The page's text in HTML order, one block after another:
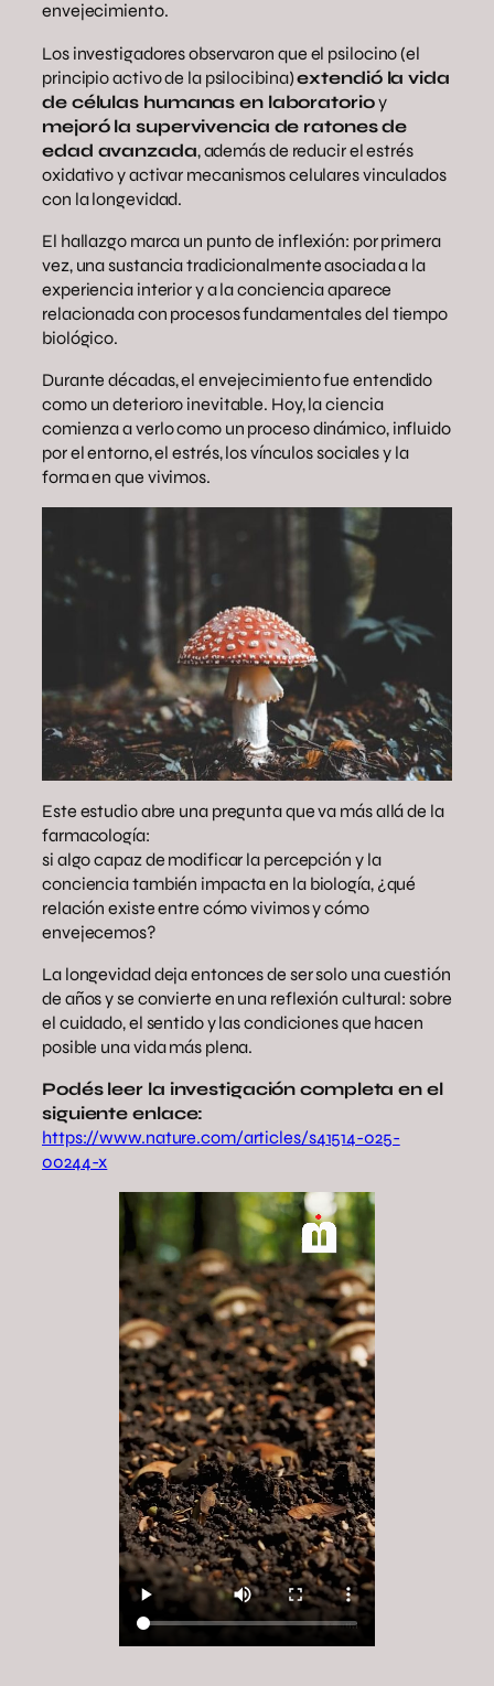
envejecimiento.
Los investigadores observaron que el psilocino (el
principio activo de la psilocibina)extendió la vida
de células humanas en laboratorioy
mejoró la supervivencia de ratones de
edad avanzada, además de reducir el estrés
oxidativo y activar mecanismos celulares vinculados
con la longevidad.
El hallazgo marca un punto de inflexión: por primera
vez, una sustancia tradicionalmente asociada a la
experiencia interior y a la conciencia aparece
relacionada con procesos fundamentales del tiempo
biológico.
Durante décadas, el envejecimiento fue entendido
como un deterioro inevitable. Hoy, la ciencia
comienza a verlo como un proceso dinámico, influido
por el entorno, el estrés, los vínculos sociales y la
forma en que vivimos.
Este estudio abre una pregunta que va más allá de la
farmacología:
si algo capaz de modificar la percepción y la
conciencia también impacta en la biología, ¿qué
relación existe entre cómo vivimos y cómo
envejecemos?
La longevidad deja entonces de ser solo una cuestión
de años y se convierte en una reflexión cultural: sobre
el cuidado, el sentido y las condiciones que hacen
posible una vida más plena.
Podés leer la investigación completa en el
siguiente enlace:
https://www.nature.com/articles/s41514-025-
00244-x